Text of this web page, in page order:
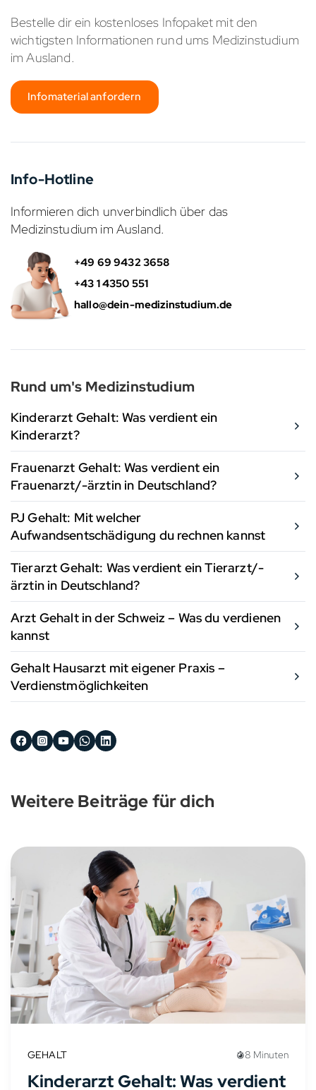
Bestelle dir ein kostenloses Infopaket mit den
wichtigsten Informationen rund ums Medizinstudium
im Ausland.
Infomaterial anfordern
Info-Hotline
Informieren dich unverbindlich über das
Medizinstudium im Ausland.
+49 69 9432 3658
+43 1 4350 551
hallo@dein-medizinstudium.de
Rund um's Medizinstudium
Kinderarzt Gehalt: Was verdient ein
Kinderarzt?
Frauenarzt Gehalt: Was verdient ein
Frauenarzt/-ärztin in Deutschland?
PJ Gehalt: Mit welcher
Aufwandsentschädigung du rechnen kannst
Tierarzt Gehalt: Was verdient ein Tierarzt/-
ärztin in Deutschland?
Arzt Gehalt in der Schweiz – Was du verdienen
kannst
Gehalt Hausarzt mit eigener Praxis –
Verdienstmöglichkeiten
Weitere Beiträge für dich
GEHALT 8 Minuten
Kinderarzt Gehalt: Was verdient